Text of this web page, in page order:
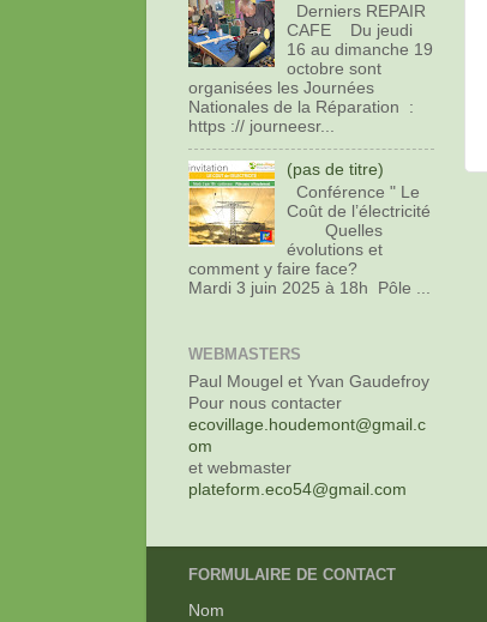
Derniers REPAIR
CAFE Du jeudi
16 au dimanche 19
octobre sont
organisées les Journées
Nationales de la Réparation :
https :// journeesr...
(pas de titre)
Conférence " Le
Coût de l’électricité
Quelles
évolutions et
comment y faire face?
Mardi 3 juin 2025 à 18h Pôle ...
WEBMASTERS
Paul Mougel et Yvan Gaudefroy
Pour nous contacter
ecovillage.houdemont@gmail.c
om
et webmaster
plateform.eco54@gmail.com
FORMULAIRE DE CONTACT
Nom